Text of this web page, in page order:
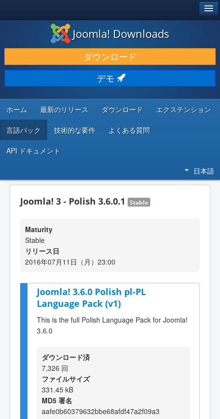
ダウンロードと機能拡張
発見と学び
コミュニティとサポート
開発者向けリソース
Joomla! Downloads
ダウンロード
デモ
ホーム 最新のリリース ダウンロード エクステンション
言語パック 技術的な要件 よくある質問
API ドキュメント
日本語
Joomla! 3 - Polish 3.6.0.1 Stable
Maturity
Stable
リリース日
2016年07月11日（月）23:00
Joomla! 3.6.0 Polish pl-PL
Language Pack (v1)
This is the full Polish Language Pack for Joomla!
3.6.0
ダウンロード済
7,326 回
ファイルサイズ
331.45 kB
MD5 署名
aafe0b60379632bbe68afdf47a2f09a3